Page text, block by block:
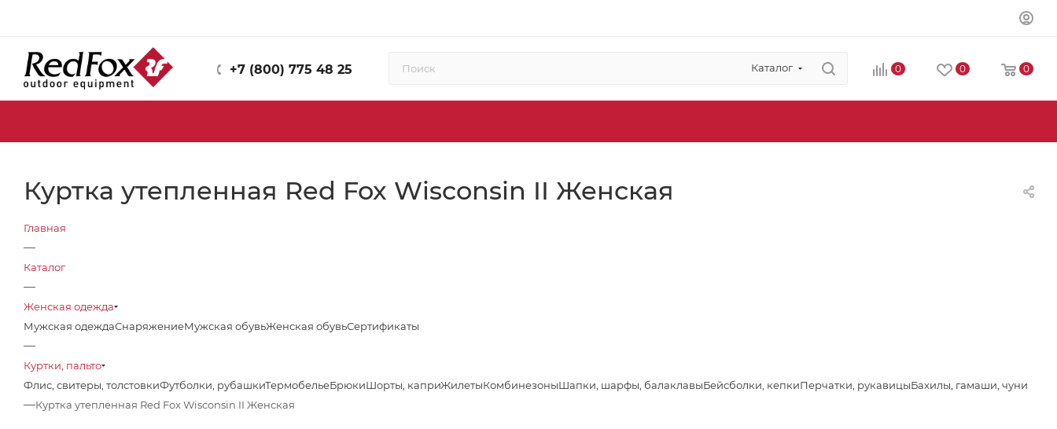
+7 (800) 775 48 25 Каталог 0 0 0
Куртка утепленная Red Fox Wisconsin II Женская
Главная
—
Каталог
—
Женская одежда
Мужская одеждаСнаряжениеМужская обувьЖенская обувьСертификаты
—
Куртки, пальто
Флис, свитеры, толстовкиФутболки, рубашкиТермобельеБрюкиШорты, каприЖилетыКомбинезоныШапки, шарфы, балаклавыБейсболки, кепкиПерчатки, рукавицыБахилы, гамаши, чуни
—Куртка утепленная Red Fox Wisconsin II Женская